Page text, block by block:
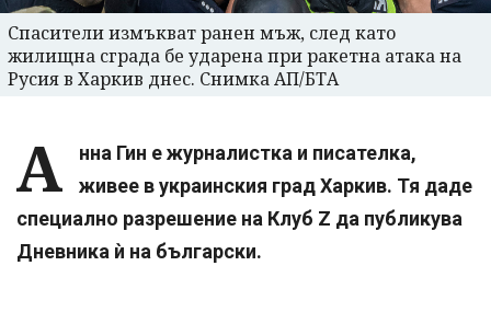
Спасители измъкват ранен мъж, след като
жилищна сграда бе ударена при ракетна атака на
Русия в Харкив днес. Снимка АП/БТА
А
нна Гин е журналистка и писателка,
живее в украинския град Харкив. Тя даде
специално разрешение на Клуб Z да публикува
Дневника ѝ на български.